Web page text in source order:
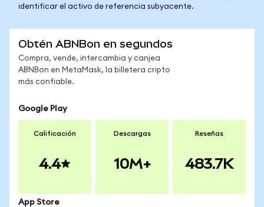
identificar el activo de referencia subyacente.
Obtén ABNBon en segundos
Compra, vende, intercambia y canjea
ABNBon en MetaMask, la billetera cripto
más confiable.
Google Play
Calificación
4.4
Descargas
10M+
Reseñas
483.7K
App Store